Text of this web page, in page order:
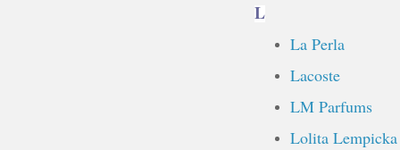
L
La Perla
Lacoste
LM Parfums
Lolita Lempicka